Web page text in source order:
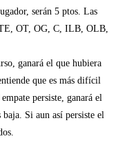
serán 5 ptos. Las
OT, OG, C, ILB, OLB,
ganará el que hubiera
que es más difícil
persiste, ganará el
Si aun así persiste el